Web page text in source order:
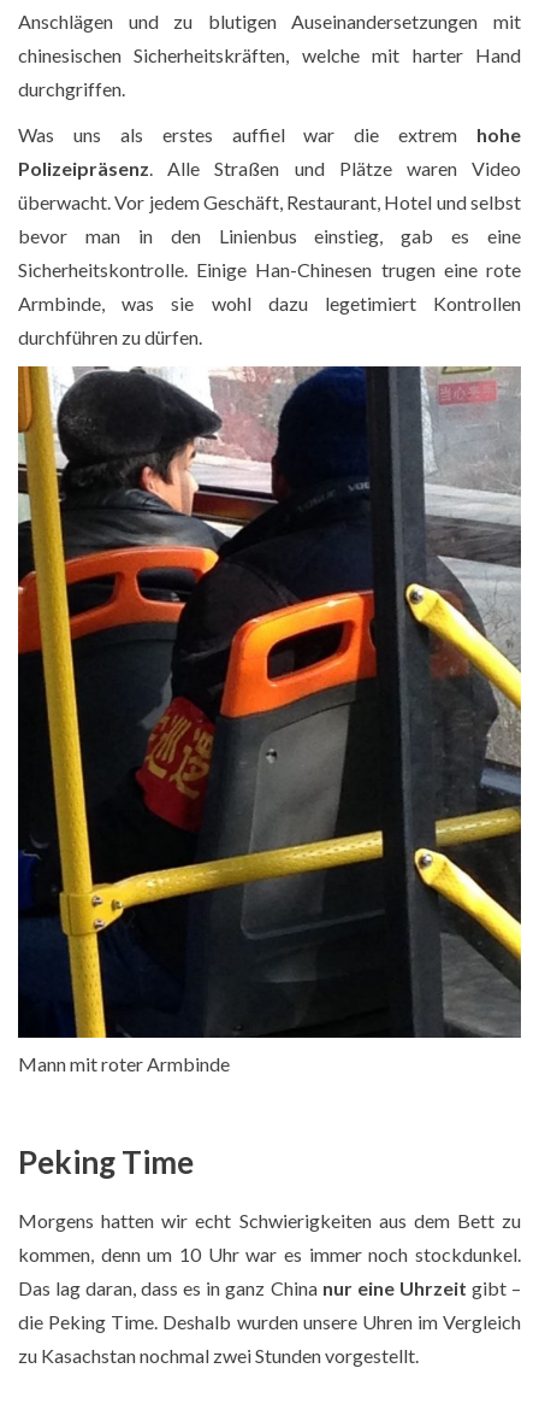
Anschlägen und zu blutigen Auseinandersetzungen mit
chinesischen Sicherheitskräften, welche mit harter Hand
durchgriffen.
Was uns als erstes auffiel war die extrem hohe
Polizeipräsenz . Alle Straßen und Plätze waren Video
überwacht. Vor jedem Geschäft, Restaurant, Hotel und selbst
bevor man in den Linienbus einstieg, gab es eine
Sicherheitskontrolle. Einige Han-Chinesen trugen eine rote
Armbinde, was sie wohl dazu legetimiert Kontrollen
durchführen zu dürfen.
Mann mit roter Armbinde
Peking Time
Morgens hatten wir echt Schwierigkeiten aus dem Bett zu
kommen, denn um 10 Uhr war es immer noch stockdunkel.
Das lag daran, dass es in ganz China nur eine Uhrzeit gibt –
die Peking Time. Deshalb wurden unsere Uhren im Vergleich
zu Kasachstan nochmal zwei Stunden vorgestellt.